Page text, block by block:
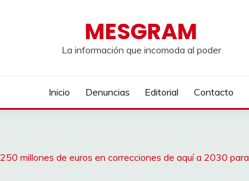
MESGRAM
La información que incomoda al poder
Inicio Denuncias Editorial Contacto
millones de euros en correcciones de aquí a 2030 para